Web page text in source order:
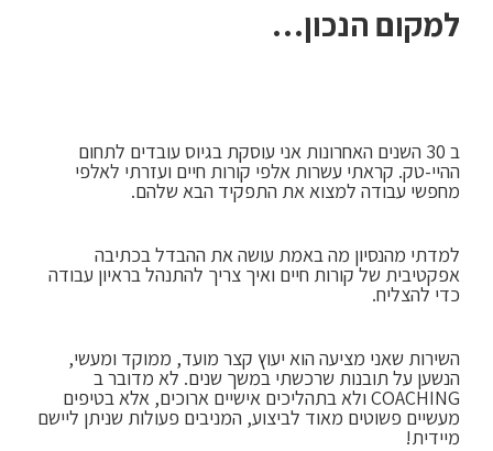
למקום הנכון…
ב 30 השנים האחרונות אני עוסקת בגיוס עובדים לתחום
ההיי-טק. קראתי עשרות אלפי קורות חיים ועזרתי לאלפי
מחפשי עבודה למצוא את התפקיד הבא שלהם.
למדתי מהנסיון מה באמת עושה את ההבדל בכתיבה
אפקטיבית של קורות חיים ואיך צריך להתנהל בראיון עבודה
כדי להצליח.
השירות שאני מציעה הוא יעוץ קצר מועד, ממוקד ומעשי,
הנשען על תובנות שרכשתי במשך שנים. לא מדובר ב
COACHING ולא בתהליכים אישיים ארוכים, אלא בטיפים
מעשיים פשוטים מאוד לביצוע, המניבים פעולות שניתן ליישם
מיידית!